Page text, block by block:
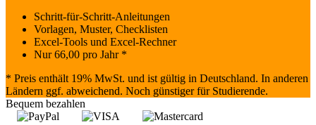
Schritt-für-Schritt-Anleitungen
Vorlagen, Muster, Checklisten
Excel-Tools und Excel-Rechner
Nur66,00 pro Jahr *
* Preis enthält 19% MwSt. und ist gültig in Deutschland. In anderen
Ländern ggf. abweichend. Noch günstiger für Studierende.
Bequem bezahlen